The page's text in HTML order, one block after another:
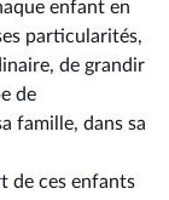
enfant en
particularités,
de grandir
de
famille, dans sa
de ces enfants